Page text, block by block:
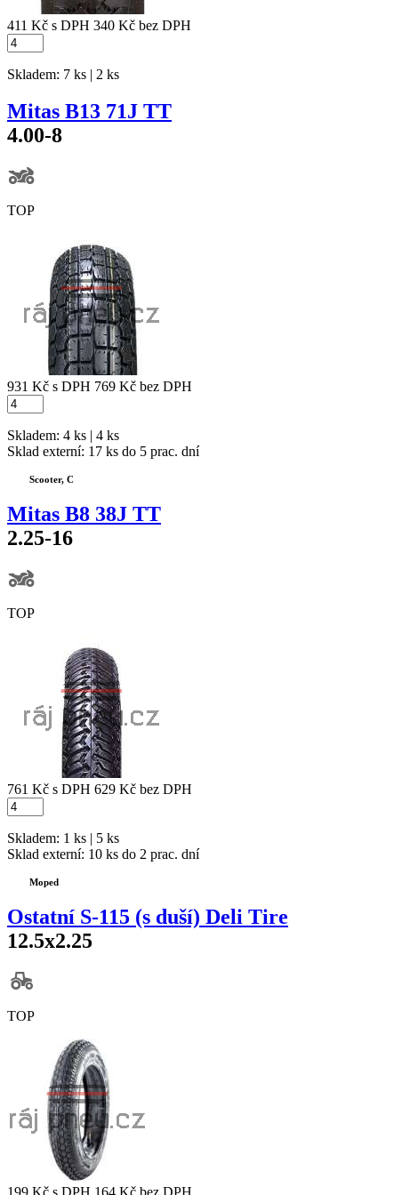
411 Kč s DPH 340 Kč bez DPH
Skladem: 7 ks | 2 ks
Mitas B13 71J TT
4.00-8
TOP
931 Kč s DPH 769 Kč bez DPH
Skladem: 4 ks | 4 ks
Sklad externí: 17 ks do 5 prac. dní
Scooter, C
Mitas B8 38J TT
2.25-16
TOP
761 Kč s DPH 629 Kč bez DPH
Skladem: 1 ks | 5 ks
Sklad externí: 10 ks do 2 prac. dní
Moped
Ostatní S-115 (s duší) Deli Tire
12.5x2.25
TOP
199 Kč s DPH 164 Kč bez DPH